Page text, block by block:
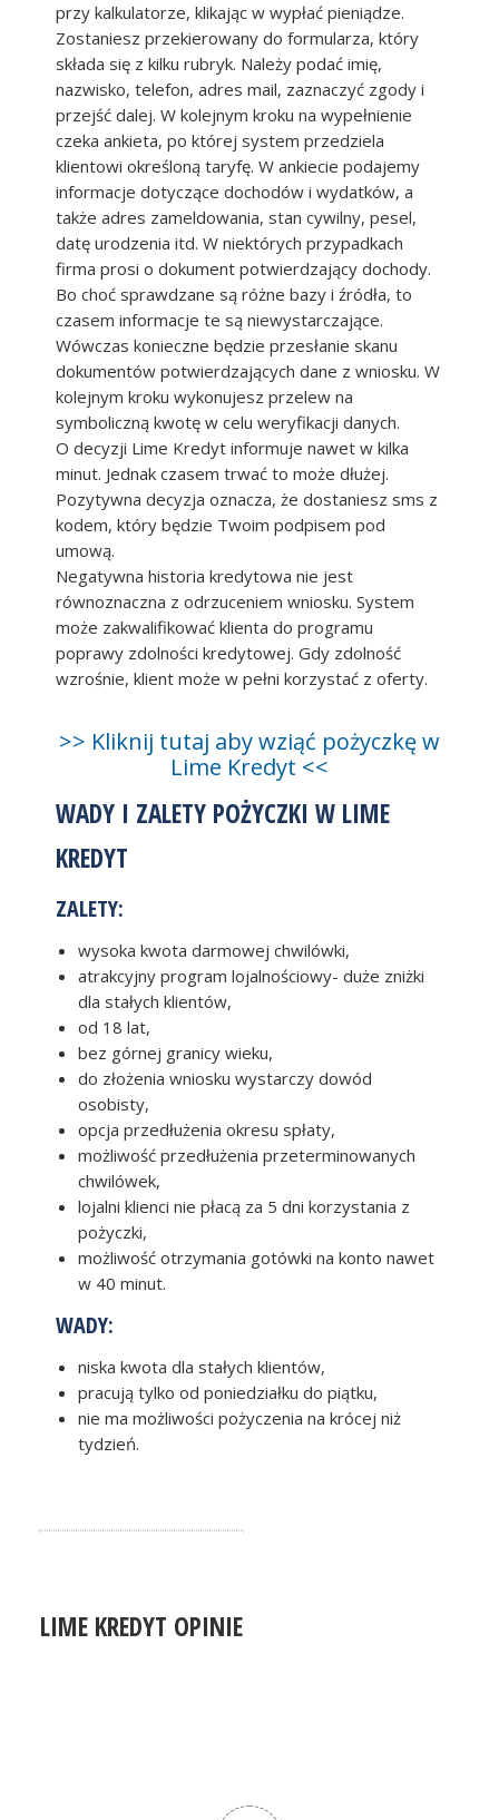
przy kalkulatorze, klikając w wypłać pieniądze.
Zostaniesz przekierowany do formularza, który
składa się z kilku rubryk. Należy podać imię,
nazwisko, telefon, adres mail, zaznaczyć zgody i
przejść dalej. W kolejnym kroku na wypełnienie
czeka ankieta, po której system przedziela
klientowi określoną taryfę. W ankiecie podajemy
informacje dotyczące dochodów i wydatków, a
także adres zameldowania, stan cywilny, pesel,
datę urodzenia itd. W niektórych przypadkach
firma prosi o dokument potwierdzający dochody.
Bo choć sprawdzane są różne bazy i źródła, to
czasem informacje te są niewystarczające.
Wówczas konieczne będzie przesłanie skanu
dokumentów potwierdzających dane z wniosku. W
kolejnym kroku wykonujesz przelew na
symboliczną kwotę w celu weryfikacji danych.
O decyzji Lime Kredyt informuje nawet w kilka
minut. Jednak czasem trwać to może dłużej.
Pozytywna decyzja oznacza, że dostaniesz sms z
kodem, który będzie Twoim podpisem pod
umową.
Negatywna historia kredytowa nie jest
równoznaczna z odrzuceniem wniosku. System
może zakwalifikować klienta do programu
poprawy zdolności kredytowej. Gdy zdolność
wzrośnie, klient może w pełni korzystać z oferty.
>> Kliknij tutaj aby wziąć pożyczkę w
Lime Kredyt <<
WADY I ZALETY POŻYCZKI W LIME
KREDYT
ZALETY:
wysoka kwota darmowej chwilówki,
atrakcyjny program lojalnościowy- duże zniżki
dla stałych klientów,
od 18 lat,
bez górnej granicy wieku,
do złożenia wniosku wystarczy dowód
osobisty,
opcja przedłużenia okresu spłaty,
możliwość przedłużenia przeterminowanych
chwilówek,
lojalni klienci nie płacą za 5 dni korzystania z
pożyczki,
możliwość otrzymania gotówki na konto nawet
w 40 minut.
WADY:
niska kwota dla stałych klientów,
pracują tylko od poniedziałku do piątku,
nie ma możliwości pożyczenia na krócej niż
tydzień.
LIME KREDYT OPINIE